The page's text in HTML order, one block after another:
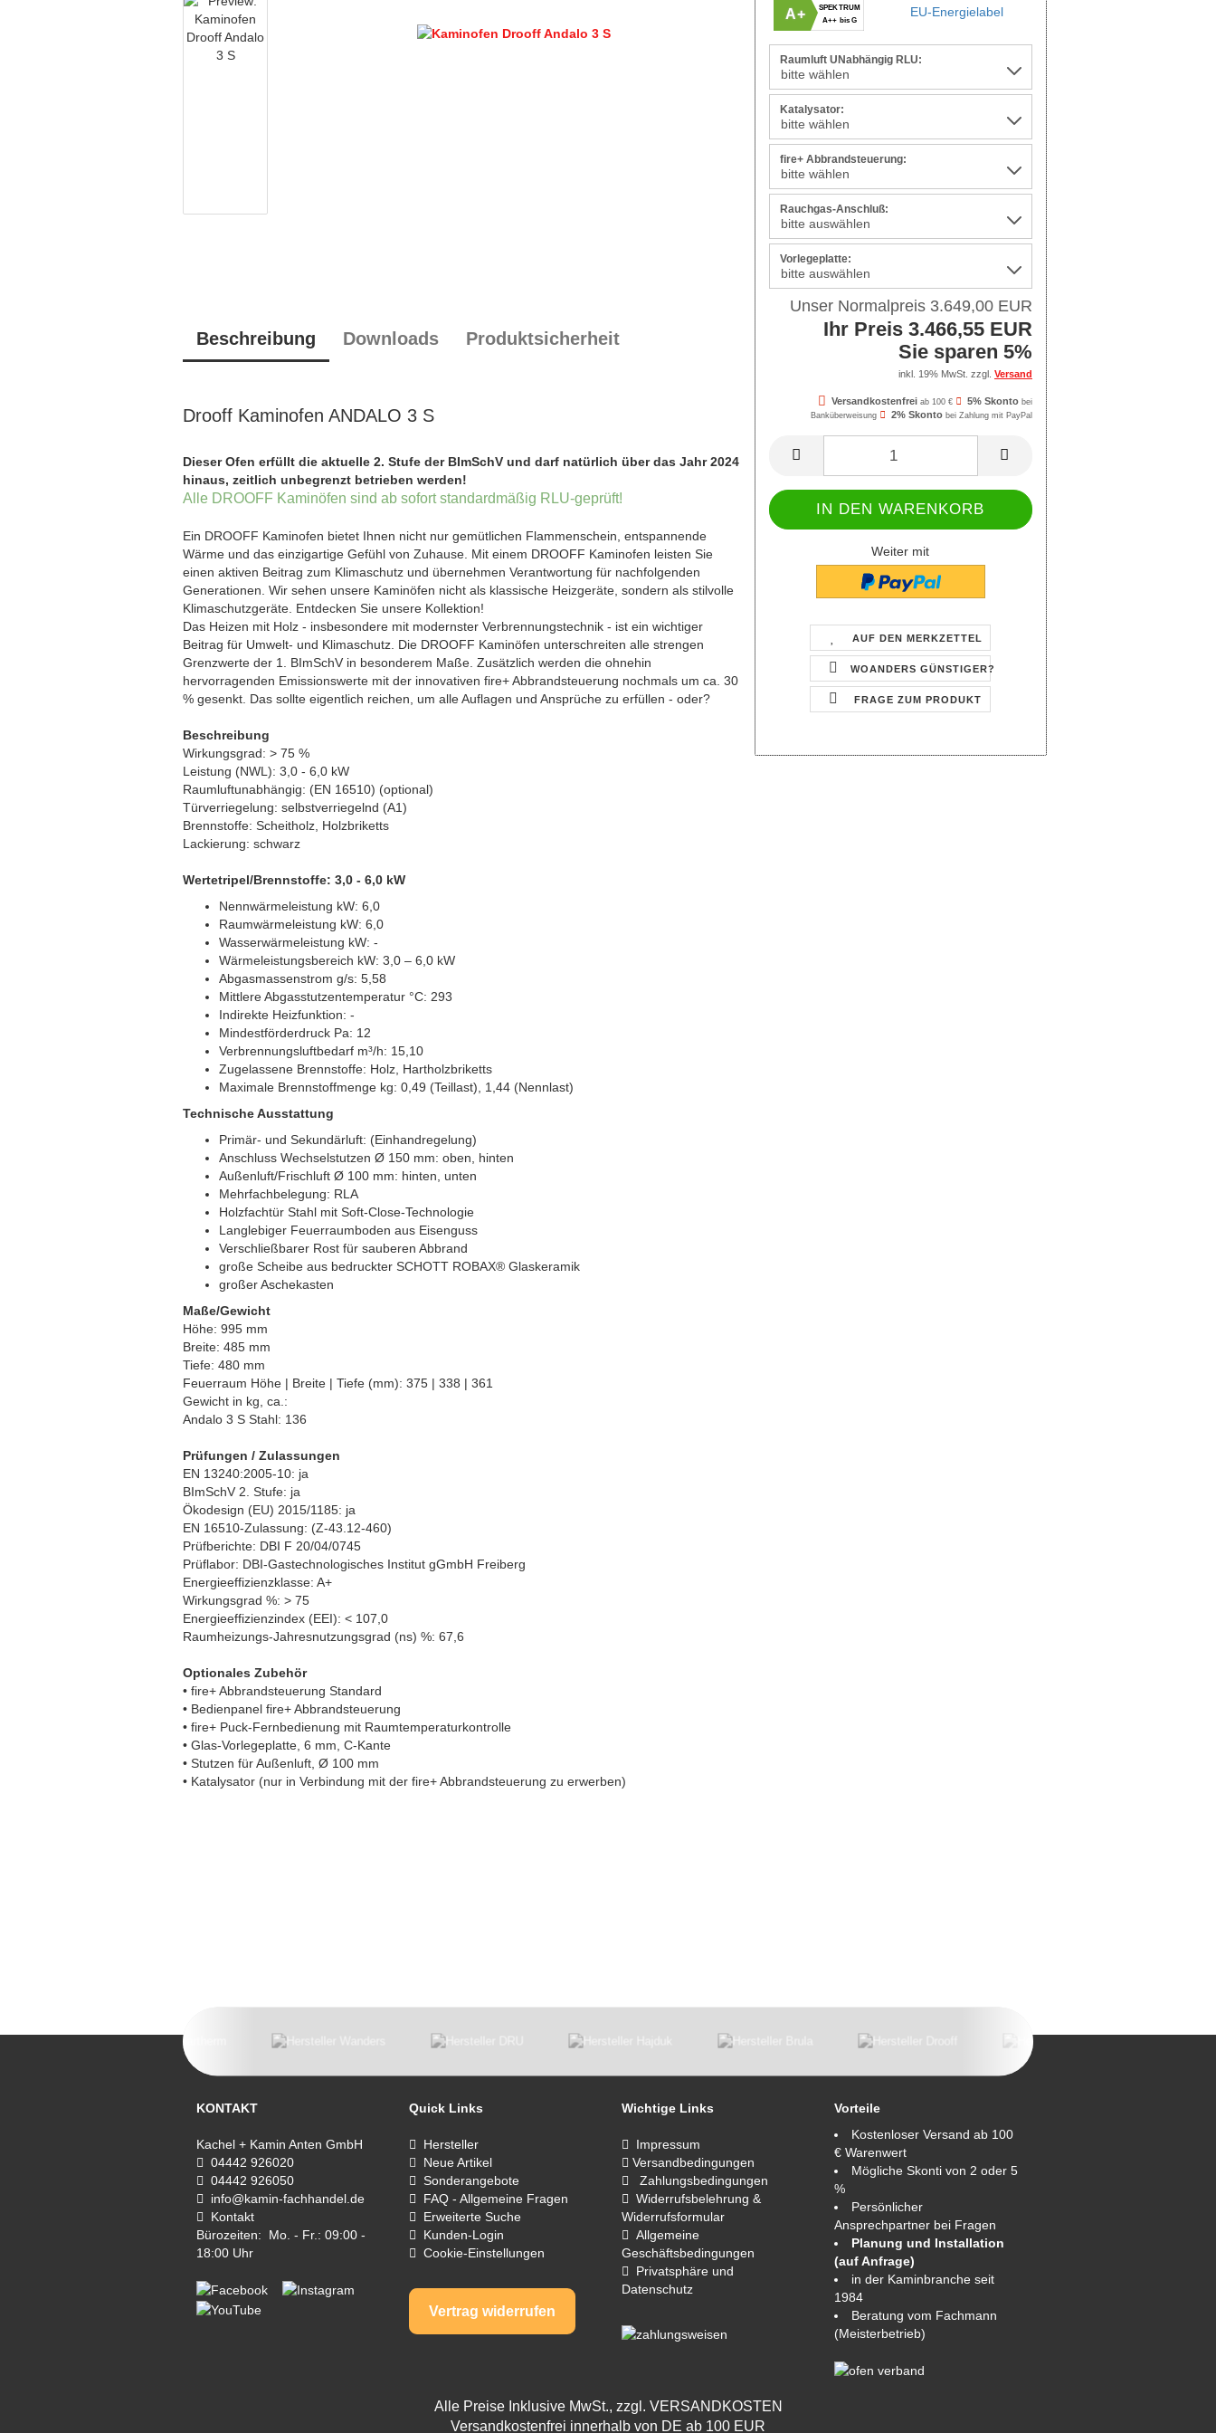
A+
SPEKTRUM
A++ bis G
EU-Energielabel
Raumluft UNabhängig RLU:
Katalysator:
fire+ Abbrandsteuerung:
Rauchgas-Anschluß:
Vorlegeplatte:
Unser Normalpreis 3.649,00 EUR
Ihr Preis 3.466,55 EUR
Sie sparen 5%
inkl. 19% MwSt. zzgl. Versand
Versandkostenfrei ab 100 € 5% Skonto bei
Banküberweisung
2% Skonto bei Zahlung mit PayPal
Weiter mit
AUF DEN MERKZETTEL
WOANDERS GÜNSTIGER?
FRAGE ZUM PRODUKT
Beschreibung Downloads Produktsicherheit
Drooff Kaminofen ANDALO 3 S
Dieser Ofen erfüllt die aktuelle 2. Stufe der BImSchV und darf natürlich über das Jahr 2024
hinaus, zeitlich unbegrenzt betrieben werden!
Alle DROOFF Kaminöfen sind ab sofort standardmäßig RLU-geprüft!
Ein DROOFF Kaminofen bietet Ihnen nicht nur gemütlichen Flammenschein, entspannende
Wärme und das einzigartige Gefühl von Zuhause. Mit einem DROOFF Kaminofen leisten Sie
einen aktiven Beitrag zum Klimaschutz und übernehmen Verantwortung für nachfolgenden
Generationen. Wir sehen unsere Kaminöfen nicht als klassische Heizgeräte, sondern als stilvolle
Klimaschutzgeräte. Entdecken Sie unsere Kollektion!
Das Heizen mit Holz - insbesondere mit modernster Verbrennungstechnik - ist ein wichtiger
Beitrag für Umwelt- und Klimaschutz. Die DROOFF Kaminöfen unterschreiten alle strengen
Grenzwerte der 1. BImSchV in besonderem Maße. Zusätzlich werden die ohnehin
hervorragenden Emissionswerte mit der innovativen fire+ Abbrandsteuerung nochmals um ca. 30
% gesenkt. Das sollte eigentlich reichen, um alle Auflagen und Ansprüche zu erfüllen - oder?
Beschreibung
Wirkungsgrad: > 75 %
Leistung (NWL): 3,0 - 6,0 kW
Raumluftunabhängig: (EN 16510) (optional)
Türverriegelung: selbstverriegelnd (A1)
Brennstoffe: Scheitholz, Holzbriketts
Lackierung: schwarz
Wertetripel/Brennstoffe: 3,0 - 6,0 kW
Nennwärmeleistung kW: 6,0
Raumwärmeleistung kW: 6,0
Wasserwärmeleistung kW: -
Wärmeleistungsbereich kW: 3,0 – 6,0 kW
Abgasmassenstrom g/s: 5,58
Mittlere Abgasstutzentemperatur °C: 293
Indirekte Heizfunktion: -
Mindestförderdruck Pa: 12
Verbrennungsluftbedarf m³/h: 15,10
Zugelassene Brennstoffe: Holz, Hartholzbriketts
Maximale Brennstoffmenge kg: 0,49 (Teillast), 1,44 (Nennlast)
Technische Ausstattung
Primär- und Sekundärluft: (Einhandregelung)
Anschluss Wechselstutzen Ø 150 mm: oben, hinten
Außenluft/Frischluft Ø 100 mm: hinten, unten
Mehrfachbelegung: RLA
Holzfachtür Stahl mit Soft-Close-Technologie
Langlebiger Feuerraumboden aus Eisenguss
Verschließbarer Rost für sauberen Abbrand
große Scheibe aus bedruckter SCHOTT ROBAX® Glaskeramik
großer Aschekasten
Maße/Gewicht
Höhe: 995 mm
Breite: 485 mm
Tiefe: 480 mm
Feuerraum Höhe | Breite | Tiefe (mm): 375 | 338 | 361
Gewicht in kg, ca.:
Andalo 3 S Stahl: 136
Prüfungen / Zulassungen
EN 13240:2005-10: ja
BImSchV 2. Stufe: ja
Ökodesign (EU) 2015/1185: ja
EN 16510-Zulassung: (Z-43.12-460)
Prüfberichte: DBI F 20/04/0745
Prüflabor: DBI-Gastechnologisches Institut gGmbH Freiberg
Energieeffizienzklasse: A+
Wirkungsgrad %: > 75
Energieeffizienzindex (EEI): < 107,0
Raumheizungs-Jahresnutzungsgrad (ns) %: 67,6
Optionales Zubehör
• fire+ Abbrandsteuerung Standard
• Bedienpanel fire+ Abbrandsteuerung
• fire+ Puck-Fernbedienung mit Raumtemperaturkontrolle
• Glas-Vorlegeplatte, 6 mm, C-Kante
• Stutzen für Außenluft, Ø 100 mm
• Katalysator (nur in Verbindung mit der fire+ Abbrandsteuerung zu erwerben)
KONTAKT
Kachel + Kamin Anten GmbH
04442 926020
04442 926050
info@kamin-fachhandel.de
Kontakt
Bürozeiten: Mo. - Fr.: 09:00 -
18:00 Uhr
Quick Links
Hersteller
Neue Artikel
Sonderangebote
FAQ - Allgemeine Fragen
Erweiterte Suche
Kunden-Login
Cookie-Einstellungen
Vertrag widerrufen
Wichtige Links
Impressum
Versandbedingungen
Zahlungsbedingungen
Widerrufsbelehrung &
Widerrufsformular
Allgemeine
Geschäftsbedingungen
Privatsphäre und
Datenschutz
Vorteile
Kostenloser Versand ab 100
€ Warenwert
Mögliche Skonti von 2 oder 5
%
Persönlicher
Ansprechpartner bei Fragen
Planung und Installation
(auf Anfrage)
in der Kaminbranche seit
1984
Beratung vom Fachmann
(Meisterbetrieb)
Alle Preise Inklusive MwSt., zzgl. VERSANDKOSTEN
Versandkostenfrei innerhalb von DE ab 100 EUR